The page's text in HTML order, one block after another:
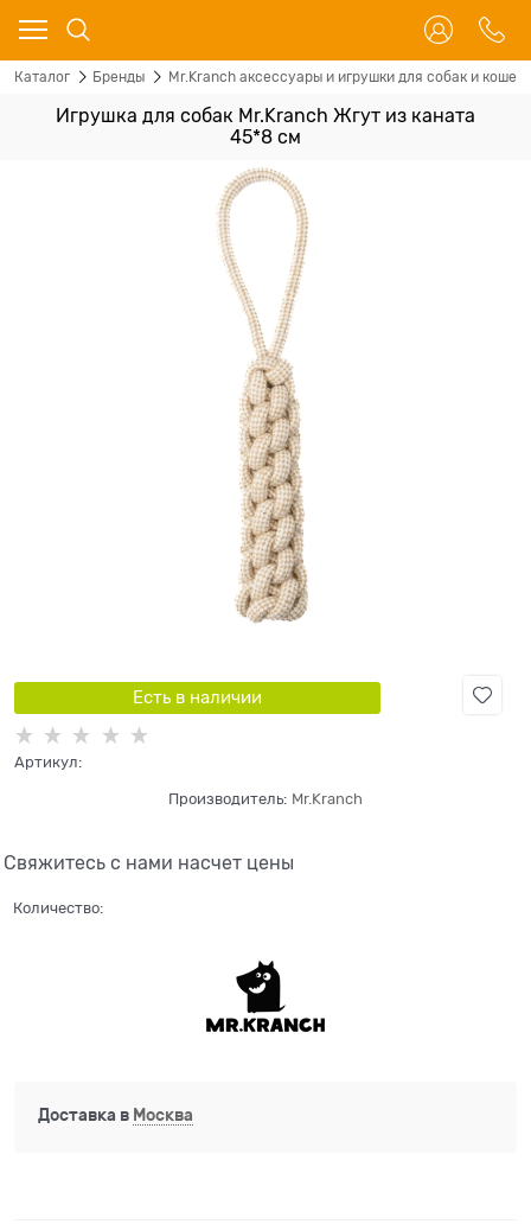
Каталог Бренды Mr.Kranch аксессуары и игрушки для собак и кошек
Игрушка для собак Mr.Kranch Жгут из каната
45*8 см
Есть в наличии
Артикул:
Производитель: Mr.Kranch
Свяжитесь с нами насчет цены
Количество:
Доставка в Москва